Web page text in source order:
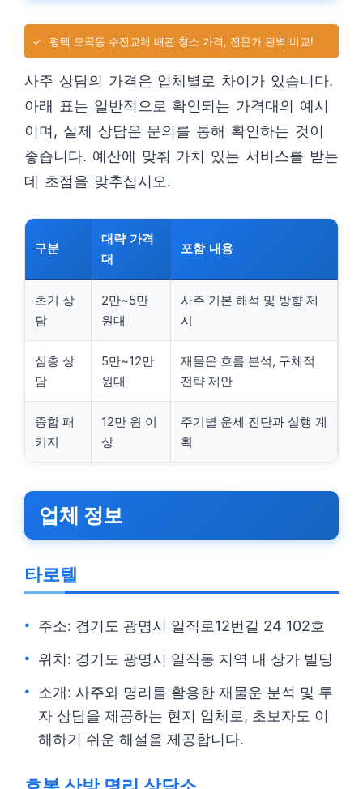
✓ 평택 모곡동 수전교체 배관 청소 가격, 전문가 완벽 비교!
사주 상담의 가격은 업체별로 차이가 있습니다.
아래 표는 일반적으로 확인되는 가격대의 예시
이며, 실제 상담은 문의를 통해 확인하는 것이
좋습니다. 예산에 맞춰 가치 있는 서비스를 받는
데 초점을 맞추십시오.
구분
대략 가격
대
포함 내용
초기 상
담
2만~5만
원대
사주 기본 해석 및 방향 제
시
심층 상
담
5만~12만
원대
재물운 흐름 분석, 구체적
전략 제안
종합 패
키지
12만 원 이
상
주기별 운세 진단과 실행 계
획
업체 정보
타로텔
주소: 경기도 광명시 일직로12번길 24 102호
위치: 경기도 광명시 일직동 지역 내 상가 빌딩
소개: 사주와 명리를 활용한 재물운 분석 및 투
자 상담을 제공하는 현지 업체로, 초보자도 이
해하기 쉬운 해설을 제공합니다.